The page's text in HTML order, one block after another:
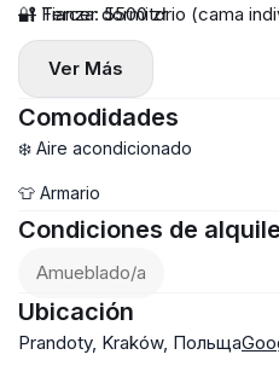
— Tercer dormitorio (cama
— Vestidor
— Baño
🔐 Fianza: 5500 zł
Ver Más
Comodidades
❄️ Aire acondicionado
👕 Armario
Condiciones de
Amueblado/a
Ubicación
Prandoty, Kraków, Польща